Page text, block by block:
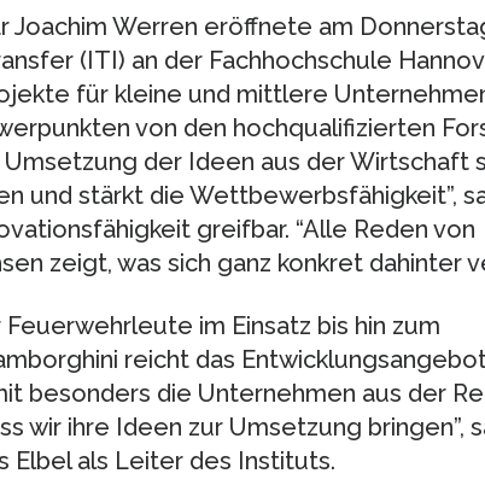
Werren eröffnete am
(ITI) an der Fachhochschule
für kleine und mittlere
von den hochqualifizierten
der Ideen aus der Wirtschaft
und stärkt die Wettbewerbsfähigkeit”,
greifbar. “Alle Reden von
zeigt, was sich ganz konkret dahinter
im Einsatz bis hin zum
reicht das
besonders die Unternehmen aus der
wir ihre Ideen zur Umsetzung bringen”,
Elbel als Leiter des Instituts.